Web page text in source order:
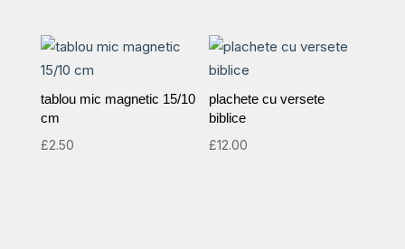
tablou mic magnetic 15/10
cm
£2.50
plachete cu versete
biblice
£12.00